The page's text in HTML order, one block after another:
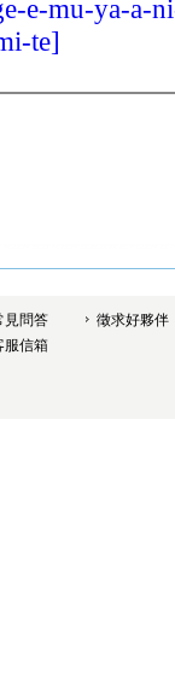
e-mu-ya-a-
te]
見問答
服信箱
徵求好夥伴